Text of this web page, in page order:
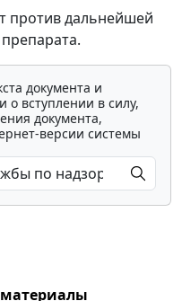
против дальнейшей
документа и
вступлении в силу,
документа,
версии системы
материалы